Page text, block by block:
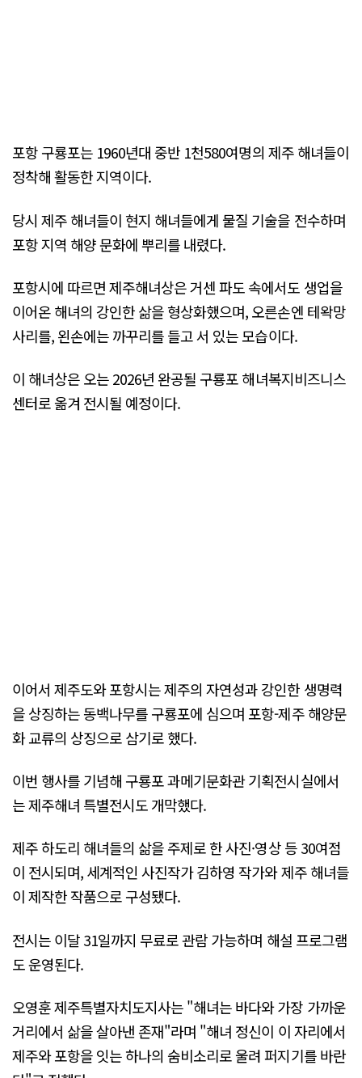
포항 구룡포는 1960년대 중반 1천580여명의 제주 해녀들이
정착해 활동한 지역이다.
당시 제주 해녀들이 현지 해녀들에게 물질 기술을 전수하며
포항 지역 해양 문화에 뿌리를 내렸다.
포항시에 따르면 제주해녀상은 거센 파도 속에서도 생업을
이어온 해녀의 강인한 삶을 형상화했으며, 오른손엔 테왁망
사리를, 왼손에는 까꾸리를 들고 서 있는 모습이다.
이 해녀상은 오는 2026년 완공될 구룡포 해녀복지비즈니스
센터로 옮겨 전시될 예정이다.
이어서 제주도와 포항시는 제주의 자연성과 강인한 생명력
을 상징하는 동백나무를 구룡포에 심으며 포항-제주 해양문
화 교류의 상징으로 삼기로 했다.
이번 행사를 기념해 구룡포 과메기문화관 기획전시실에서
는 제주해녀 특별전시도 개막했다.
제주 하도리 해녀들의 삶을 주제로 한 사진·영상 등 30여점
이 전시되며, 세계적인 사진작가 김하영 작가와 제주 해녀들
이 제작한 작품으로 구성됐다.
전시는 이달 31일까지 무료로 관람 가능하며 해설 프로그램
도 운영된다.
오영훈 제주특별자치도지사는 "해녀는 바다와 가장 가까운
거리에서 삶을 살아낸 존재"라며 "해녀 정신이 이 자리에서
제주와 포항을 잇는 하나의 숨비소리로 울려 퍼지기를 바란